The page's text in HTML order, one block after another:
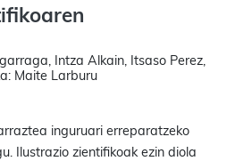
Intza Alkain, Itsaso Perez,
Maite Larburu
inguruari erreparatzeko
Ilustrazio zientifikoak ezin diola